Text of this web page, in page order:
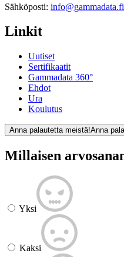
Sähköposti: info@gammadata.fi
Linkit
Uutiset
Sertifikaatit
Gammadata 360°
Ehdot
Ura
Koulutus
Anna palautetta meistä!Anna
Millaisen
Yksi
Kaksi